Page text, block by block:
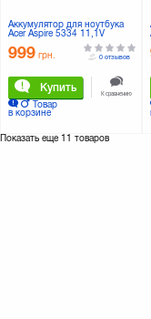
Аккумулятор для ноутбука
Acer Aspire 5334 11,1V
4400mAh Grand-X (AS09A31)
999 грн.
Купить
Товар
в корзине
0 отзывов
К сравнению
Показать еще11 товаров